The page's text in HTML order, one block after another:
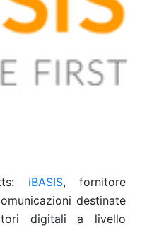
iBASIS, fornitore
destinate
digitali a livello